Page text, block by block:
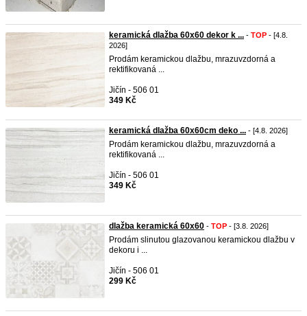
keramická dlažba 60x60 dekor k ... - TOP - [4.8.
2026]
Prodám keramickou dlažbu, mrazuvzdorná a
rektifikovaná ...
Jičín - 506 01
349 Kč
keramická dlažba 60x60cm deko ... - [4.8. 2026]
Prodám keramickou dlažbu, mrazuvzdorná a
rektifikovaná ...
Jičín - 506 01
349 Kč
dlažba keramická 60x60 - TOP - [3.8. 2026]
Prodám slinutou glazovanou keramickou dlažbu v
dekoru i ...
Jičín - 506 01
299 Kč